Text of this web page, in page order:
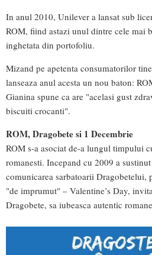
In anul 2010, Unilever a lansat sub
ROM, fiind astazi unul dintre cele mai
inghetata din portofoliu.
Mizand pe apetenta consumatorilor
lanseaza anul acesta un nou baton:
Gianina spune ca are "acelasi gust
biscuiti crocanti".
ROM, Dragobete si 1 Decembrie
ROM s-a asociat de-a lungul timpului
romanesti. Incepand cu 2009 a
comunicarea sarbatoarii Dragobetelui,
"de imprumut" – Valentine’s Day,
Dragobete, sa iubeasca autentic